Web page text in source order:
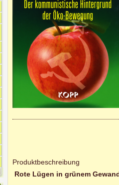
Produktbeschreibung
Rote Lügen in grünem